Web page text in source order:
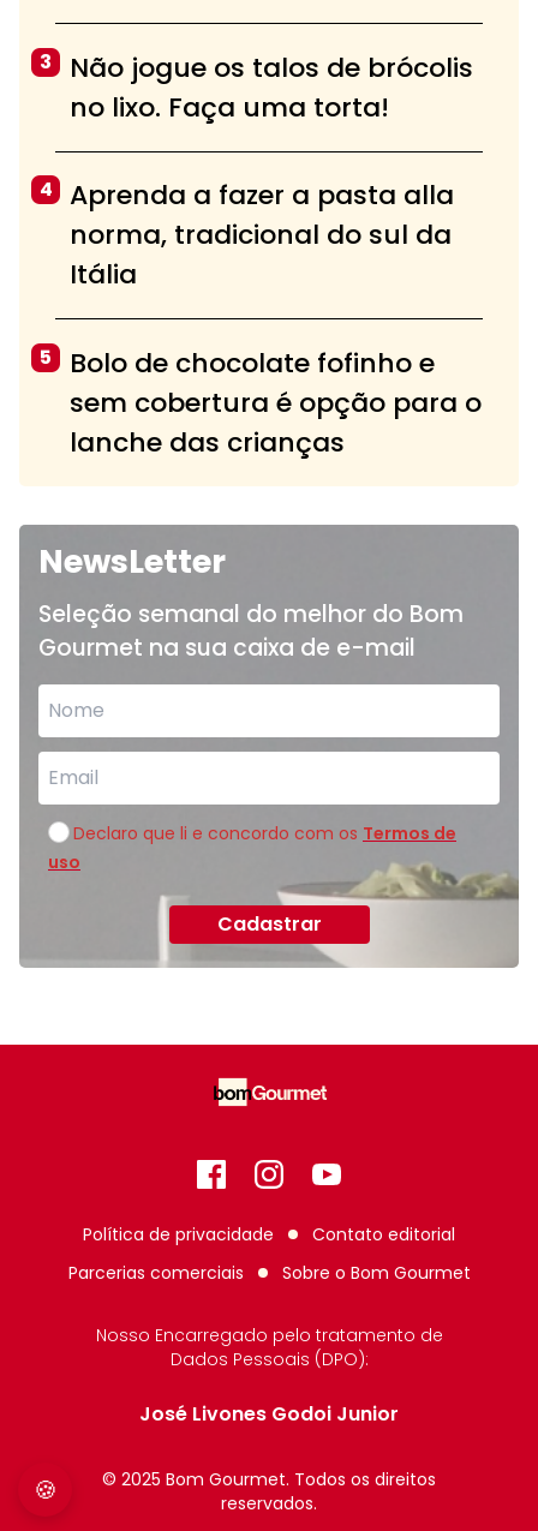
3
Não jogue os talos de brócolis
no lixo. Faça uma torta!
4
Aprenda a fazer a pasta alla
norma, tradicional do sul da
Itália
5
Bolo de chocolate fofinho e
sem cobertura é opção para o
lanche das crianças
NewsLetter
Seleção semanal do melhor do Bom
Gourmet na sua caixa de e-mail
Declaro que li e concordo com os Termos de
uso
Cadastrar
FacebookInstagram
GitHub
Política de privacidade
Contato editorial
Parcerias comerciais
Sobre o Bom Gourmet
Nosso Encarregado pelo tratamento de
Dados Pessoais (DPO):
José Livones Godoi Junior
© 2025 Bom Gourmet. Todos os direitos
reservados.
🍪